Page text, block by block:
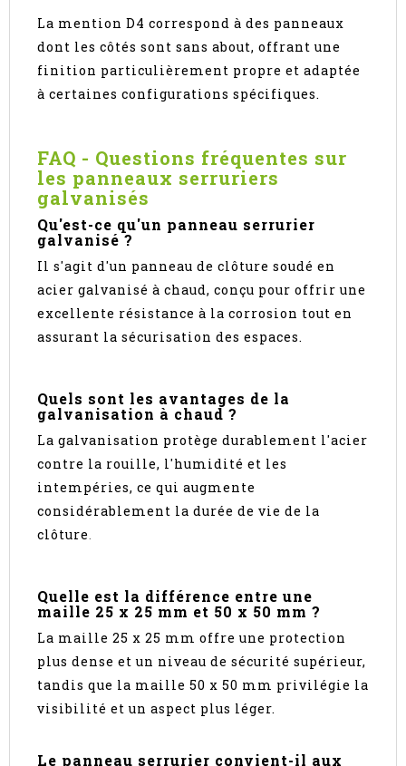
La mention D4 correspond à des panneaux
dont les côtés sont sans about, offrant une
finition particulièrement propre et adaptée
à certaines configurations spécifiques.
FAQ - Questions fréquentes sur
les panneaux serruriers
galvanisés
Qu'est-ce qu'un panneau serrurier
galvanisé ?
Il s'agit d'un panneau de clôture soudé en
acier galvanisé à chaud, conçu pour offrir une
excellente résistance à la corrosion tout en
assurant la sécurisation des espaces.
Quels sont les avantages de la
galvanisation à chaud ?
La galvanisation protège durablement l'acier
contre la rouille, l'humidité et les
intempéries, ce qui augmente
considérablement la durée de vie de la
clôture.
Quelle est la différence entre une
maille 25 x 25 mm et 50 x 50 mm ?
La maille 25 x 25 mm offre une protection
plus dense et un niveau de sécurité supérieur,
tandis que la maille 50 x 50 mm privilégie la
visibilité et un aspect plus léger.
Le panneau serrurier convient-il aux